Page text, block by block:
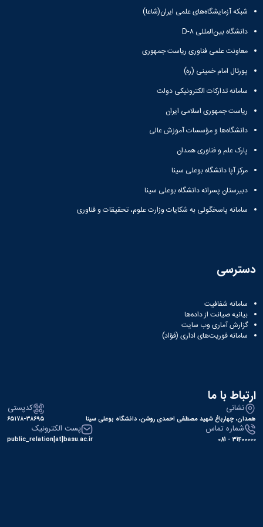
علمی
شهر
همدان
شبکه آزمایشگاه‌های علمی ایران(شاعا)
دانشگاه بین‌المللی D-۸
معاونت علمی فناوری ریاست جمهوری
پورتال امام خمینی (ره)
سامانه تدارکات الکترونیکی دولت
ریاست جمهوری اسلامی ایران
دانشگاه‌ها و مؤسسات آموزش عالی
پارک علم و فناوری همدان
مرکز آپا دانشگاه بوعلی سینا
دبیرستان پسرانه دانشگاه بوعلی سینا
سامانه پاسخگوئی به شکایات وزارت علوم، تحقیقات و فناوری
دسترسی
سامانه شفافیت
بیانیه صیانت از داده‌ها
گزارش آماری وب‌ سایت
سامانه فوریت‌های اداری (فؤاد)
ارتباط با ما
نشانی
همدان، چهارباغ شهید مصطفی احمدی روشن، دانشگاه بوعلی سینا
کدپستی
۶۵۱۷۸-۳۸۶۹۵
شماره تماس
31400000 - 081
پست الکترونیک
public_relation[at]basu.ac.ir